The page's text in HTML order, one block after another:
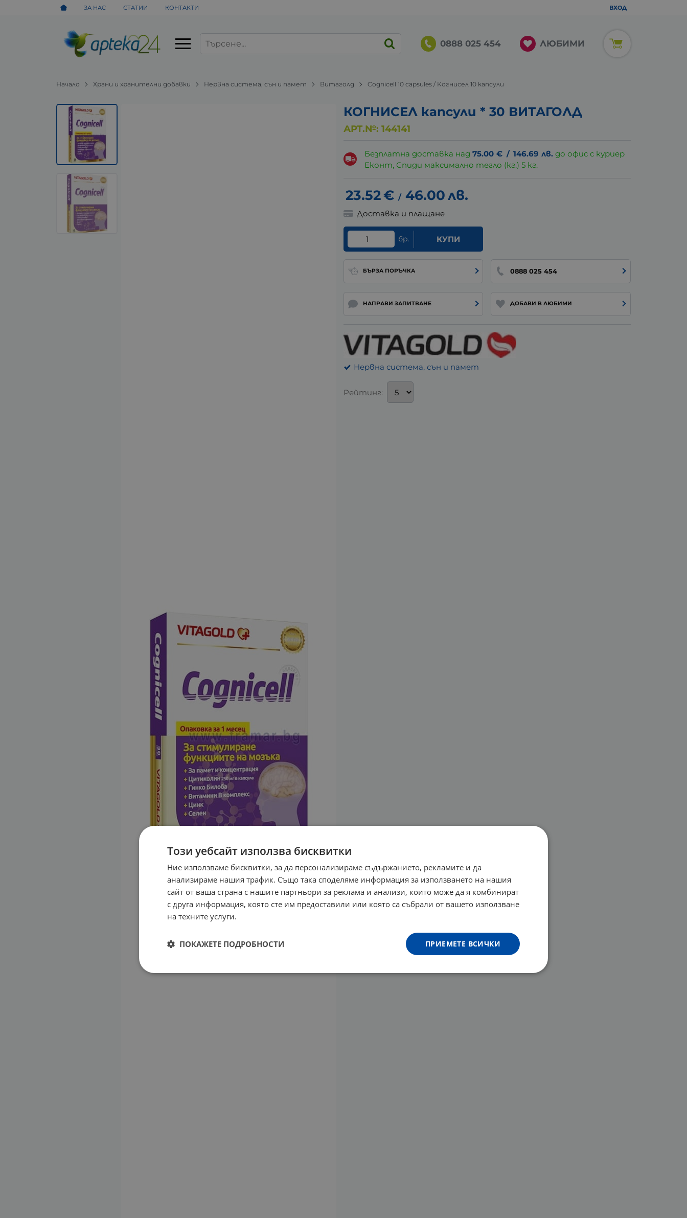
ЗА НАС СТАТИИ КОНТАКТИ ВХОД
0888 025 454 ЛЮБИМИ
Начало Храни и хранителни добавки Нервна система, сън и памет Витаголд Cognicell 10 capsules / Когнисел 10 капсули
КОГНИСЕЛ капсули * 30 ВИТАГОЛД
АРТ.№: 144141
Безплатна доставка над75.00 € / 146.69 лв. до офис с куриер
Еконт, Спиди максимално тегло (кг.) 5 кг.
23.52€ / 46.00лв.
Доставка и плащане
бр. КУПИ
БЪРЗА ПОРЪЧКА 0888 025 454
НАПРАВИ ЗАПИТВАНЕ ДОБАВИ В ЛЮБИМИ
Нервна система, сън и памет
Рейтинг:
Този уебсайт използва бисквитки
Ние използваме бисквитки, за да персонализираме съдържанието, рекламите и да
анализираме нашия трафик. Също така споделяме информация за използването на нашия
сайт от ваша страна с нашите партньори за реклама и анализи, които може да я комбинират
с друга информация, която сте им предоставили или която са събрали от вашето използване
на техните услуги.
ПРИЕМЕТЕ ВСИЧКИ
ПОКАЖЕТЕ ПОДРОБНОСТИ